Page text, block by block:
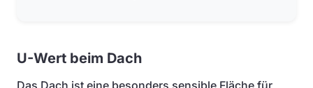
U-Wert beim Dach
Das Dach ist eine besonders sensible Fläche für